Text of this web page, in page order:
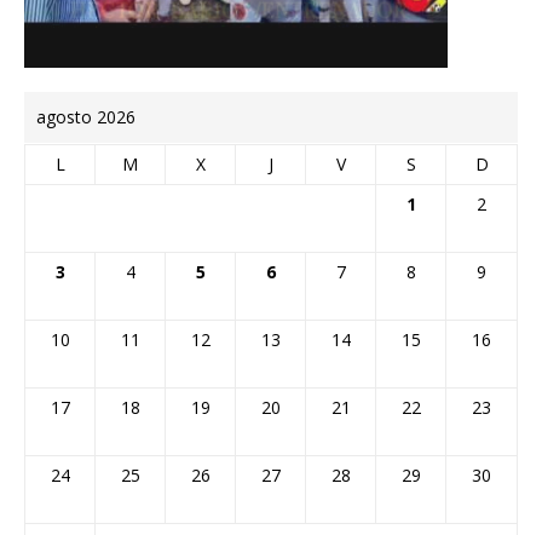
agosto 2026
L M X J V S
D
1
2
3 4 5 6 7 8 9
10 11 12 13 14 15 16
17 18 19 20 21 22 23
24 25 26 27 28 29 30